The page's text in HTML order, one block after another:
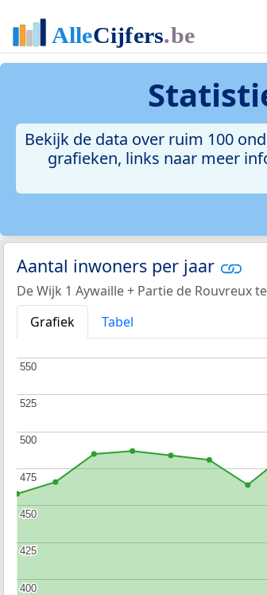
Bekijk de data over ruim 100
grafieken, links naar meer
Aantal inwoners per jaar
De Wijk 1 Aywaille + Partie de Rouvreux
Grafiek
Tabel
400
400
425
425
450
450
475
475
500
500
525
525
550
550